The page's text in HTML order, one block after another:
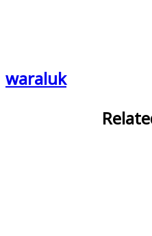
waraluk